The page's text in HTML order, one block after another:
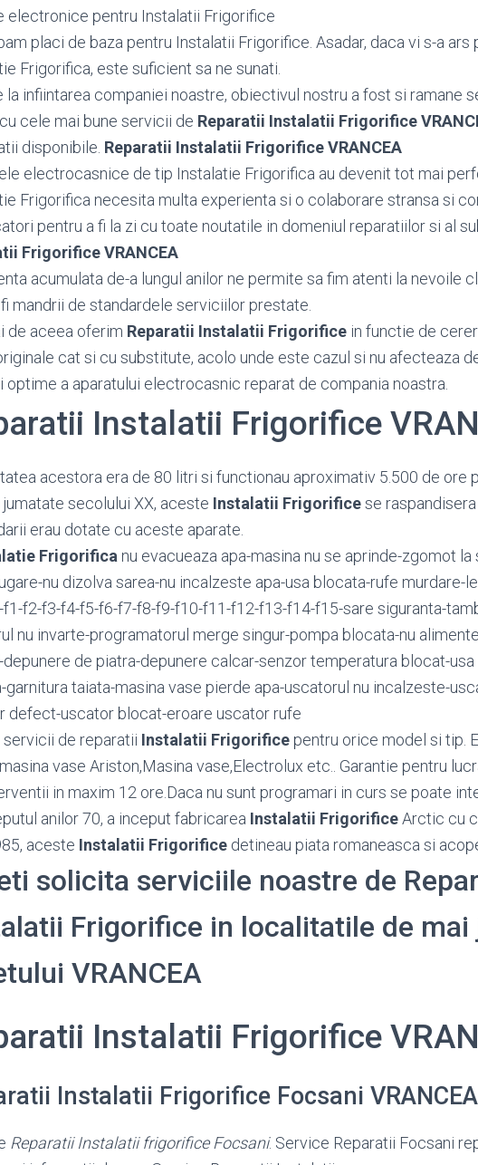
electronice pentru Instalatii Frigorifice
placi de baza pentru Instalatii Frigorifice. Asadar, daca vi s-a ars
Frigorifica, este suficient sa ne sunati.
la infiintarea companiei noastre, obiectivul nostru a fost si ramane
cele mai bune servicii de Reparatii Instalatii Frigorifice
disponibile. Reparatii Instalatii Frigorifice VRANCEA
electrocasnice de tip Instalatie Frigorifica au devenit tot mai
Frigorifica necesita multa experienta si o colaborare stransa si
pentru a fi la zi cu toate noutatile in domeniul reparatiilor si al
Frigorifice VRANCEA
acumulata de-a lungul anilor ne permite sa fim atenti la nevoile
mandrii de standardele serviciilor prestate.
de aceea oferim Reparatii Instalatii Frigorifice in functie de
cat si cu substitute, acolo unde este cazul si nu afecteaza
optime a aparatului electrocasnic reparat de compania noastra.
Instalatii Frigorifice
acestora era de 80 litri si functionau aproximativ 5.500 de ore
jumatate secolului XX, aceste Instalatii Frigorificese
erau dotate cu aceste aparate.
Frigorifica nu evacueaza apa-masina nu se aprinde-zgomot
nu dizolva sarea-nu incalzeste apa-usa blocata-rufe murdare-
f1-f2-f3-f4-f5-f6-f7-f8-f9-f10-f11-f12-f13-f14-f15-sare siguranta-
nu invarte-programatorul merge singur-pompa blocata-nu
depunere de piatra-depunere calcar-senzor temperatura blocat-
garnitura taiata-masina vase pierde apa-uscatorul nu incalzeste-
defect-uscator blocat-eroare uscator rufe
servicii de reparatii Instalatii Frigorifice pentru orice model si tip.
vase Ariston,Masina vase,Electrolux etc.. Garantie pentru
in maxim 12 ore.Daca nu sunt programari in curs se poate
anilor 70, a inceput fabricarea Instalatii FrigorificeArctic cu
aceste Instalatii Frigorifice detineau piata romaneasca si
solicita serviciile noastre de
Frigorifice in localitatile de mai
VRANCEA
Instalatii Frigorifice
Instalatii Frigorifice Focsani VRANCEA
Reparatii Instalatii frigorifice Focsani. Service Reparatii Focsani